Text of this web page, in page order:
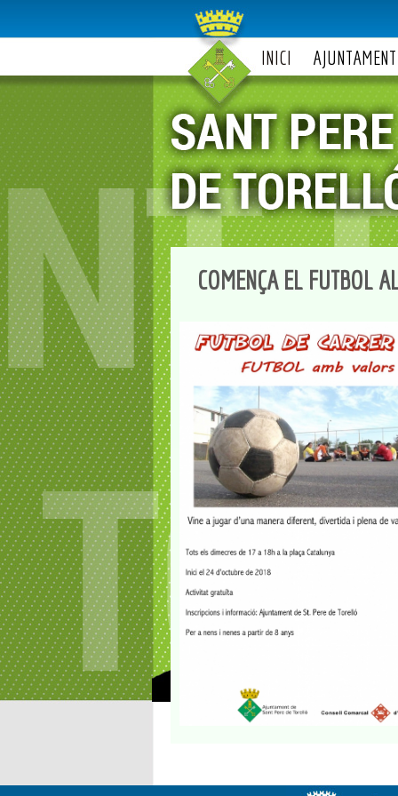
INICI AJUNTAMENT
COMENÇA EL FUTBOL